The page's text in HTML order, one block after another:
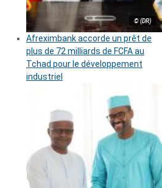
© (DR)
Afreximbank accorde un prêt de
plus de 72 milliards de FCFA au
Tchad pour le développement
industriel